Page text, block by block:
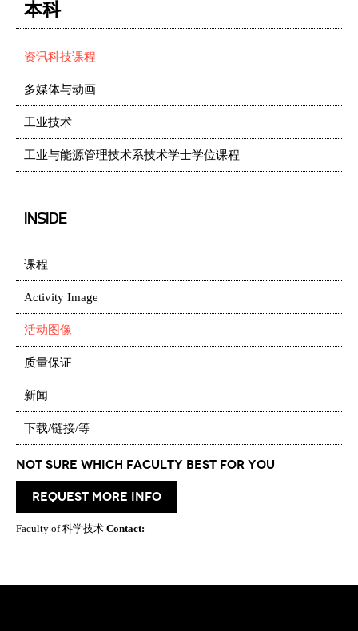
本科
资讯科技课程
多媒体与动画
工业技术
工业与能源管理技术系技术学士学位课程
INSIDE
课程
Activity Image
活动图像
质量保证
新闻
下载/链接/等
Not Sure which Faculty best for you
request more info
Faculty of 科学技术 Contact: